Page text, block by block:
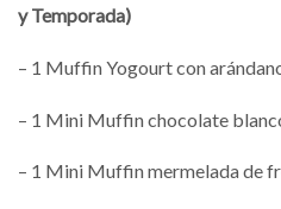
y Temporada)
– 1 Muffin Yogourt con
– 1 Mini Muffin chocolate
– 1 Mini Muffin mermelada de